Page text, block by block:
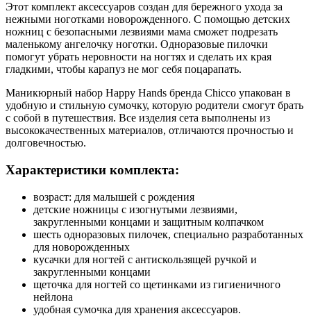
Этот комплект аксессуаров создан для бережного ухода за
нежными ноготками новорожденного. С помощью детских
ножниц с безопасными лезвиями мама сможет подрезать
маленькому ангелочку ноготки. Одноразовые пилочки
помогут убрать неровности на ногтях и сделать их края
гладкими, чтобы карапуз не мог себя поцарапать.
Маникюрный набор Happy Hands бренда Chicco упакован в
удобную и стильную сумочку, которую родители смогут брать
с собой в путешествия. Все изделия сета выполнены из
высококачественных материалов, отличаются прочностью и
долговечностью.
Характеристики комплекта:
возраст: для малышей с рождения
детские ножницы с изогнутыми лезвиями,
закругленными концами и защитным колпачком
шесть одноразовых пилочек, специально разработанных
для новорожденных
кусачки для ногтей с антискользящей ручкой и
закругленными концами
щеточка для ногтей со щетинками из гигиеничного
нейлона
удобная сумочка для хранения аксессуаров.